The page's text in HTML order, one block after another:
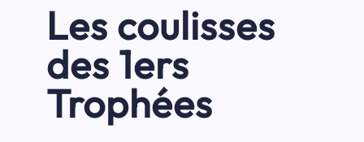
Les coulisses
des 1ers
Trophées